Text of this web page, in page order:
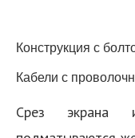
Конструкция с
Кабели с
Срез экрана